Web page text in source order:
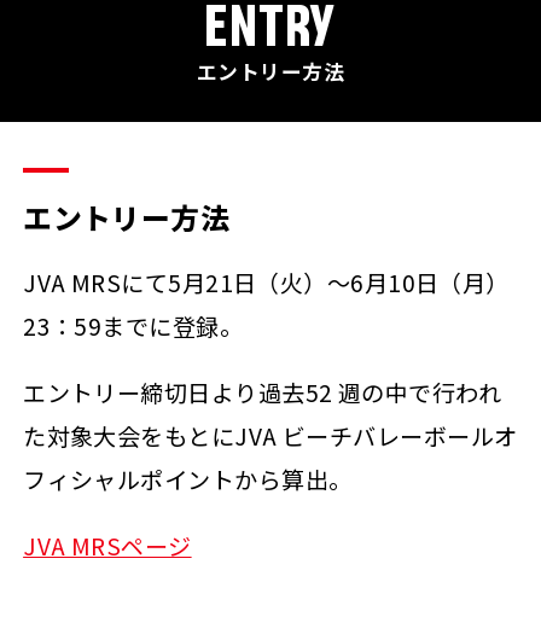
ENTRY
エントリー方法
エントリー方法
JVA MRSにて5月21日（火）～6月10日（月）
23：59までに登録。
エントリー締切日より過去52 週の中で行われ
た対象大会をもとにJVA ビーチバレーボールオ
フィシャルポイントから算出。
JVA MRSページ